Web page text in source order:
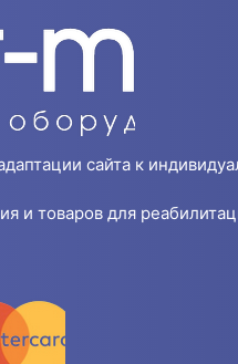
сайта к
и товаров для